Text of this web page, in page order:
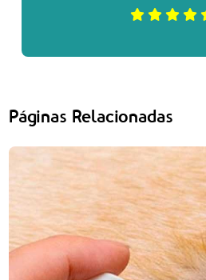
Páginas Relacionadas